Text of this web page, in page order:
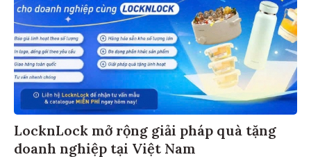
LocknLock mở rộng giải pháp quà tặng
doanh nghiệp tại Việt Nam